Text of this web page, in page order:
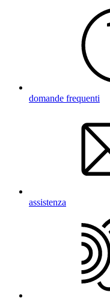
domande frequenti
assistenza